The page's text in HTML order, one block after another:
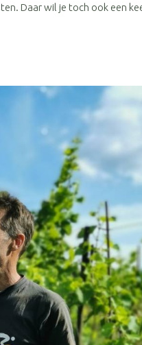
Daar wil je toch ook een